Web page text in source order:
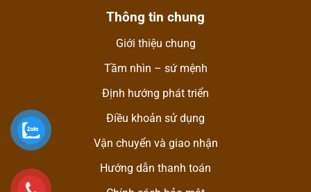
Thông tin chung
Giới thiệu chung
Tầm nhìn – sứ mệnh
Định hướng phát triển
Điều khoản sử dụng
Vận chuyển và giao nhận
Hướng dẫn thanh toán